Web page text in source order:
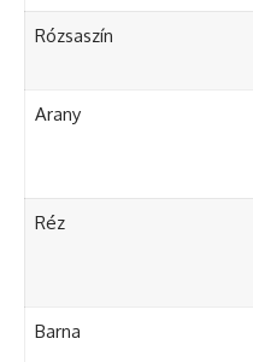
Rózsaszín
Arany
Réz
Barna